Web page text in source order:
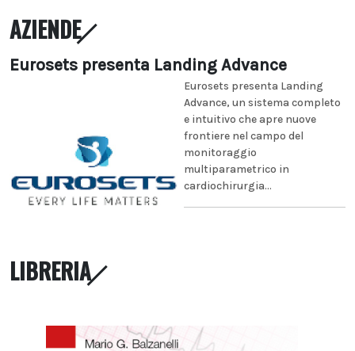
AZIENDE
Eurosets presenta Landing Advance
Eurosets presenta Landing
Advance, un sistema completo
e intuitivo che apre nuove
frontiere nel campo del
monitoraggio
multiparametrico in
cardiochirurgia...
LIBRERIA